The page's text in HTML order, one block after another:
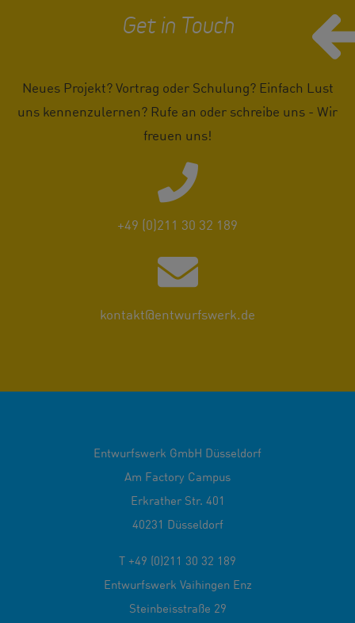
Get in Touch
Neues Projekt? Vortrag oder Schulung? Einfach Lust
uns kennenzulernen? Rufe an oder schreibe uns - Wir
freuen uns!
+49 (0)211 30 32 189
kontakt@entwurfswerk.de
Entwurfswerk GmbH Düsseldorf
Am Factory Campus
Erkrather Str. 401
40231 Düsseldorf
T +49 (0)211 30 32 189
Entwurfswerk Vaihingen Enz
Steinbeisstraße 29